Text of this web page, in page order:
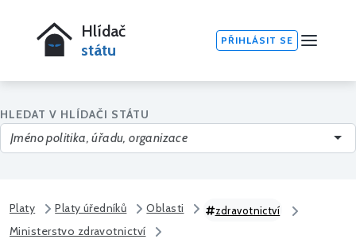
Hlídač
státu
PŘIHLÁSIT SE
HLEDAT V HLÍDAČI STÁTU
Platy Platy úředníků Oblasti zdravotnictví
Ministerstvo zdravotnictví